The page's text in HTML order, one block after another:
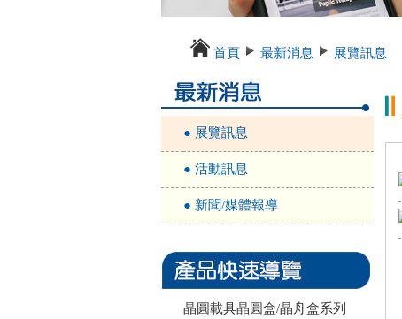
首頁 最新消息 展覽訊息
● 展覽訊息
● 活動訊息
● 新聞/媒體報導
晶圓載具晶圓盒/晶舟盒系列